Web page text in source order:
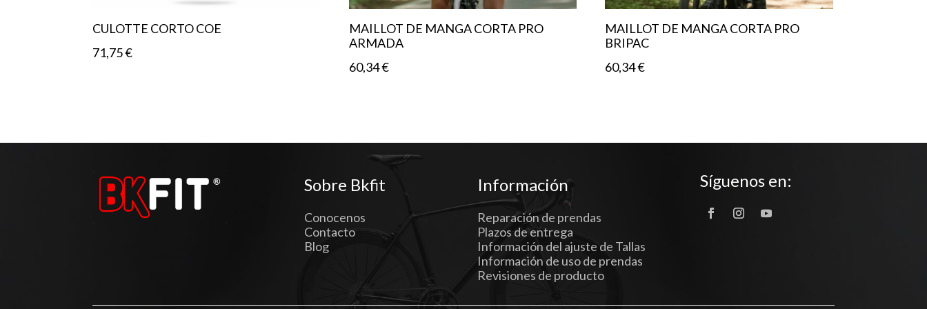
CULOTTE CORTO COE
71,75€
MAILLOT DE MANGA CORTA PRO
ARMADA
60,34€
MAILLOT DE MANGA CORTA PRO
BRIPAC
60,34€
Sobre Bkfit
Conocenos
Contacto
Blog
Información
Reparación de prendas
Plazos de entrega
Información del ajuste de Tallas
Información de uso de prendas
Revisiones de producto
Síguenos en: